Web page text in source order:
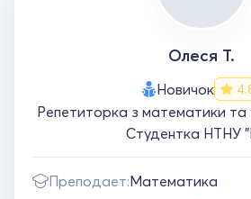
Олеся Т.
Новичок
Репетиторка з математики та
Студентка НТНУ
Преподает:Математика